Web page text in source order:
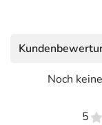
Noch
5